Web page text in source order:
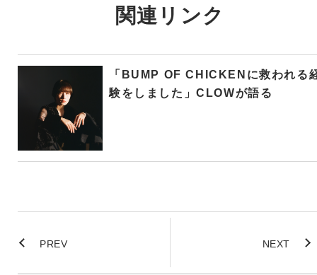
関連リンク
「BUMP OF CHICKENに救われる
験をしました」CLOWが語る
PREV NEXT